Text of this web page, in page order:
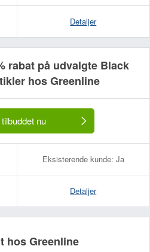
Detaljer
rabat på udvalgte Black
hos Greenline
nu
Eksisterende kunde: Ja
Detaljer
hos Greenline
offentliggjort):